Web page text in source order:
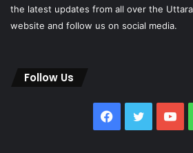
the latest updates from all over the
website and follow us on social media.
Follow Us
Facebook
Twitter